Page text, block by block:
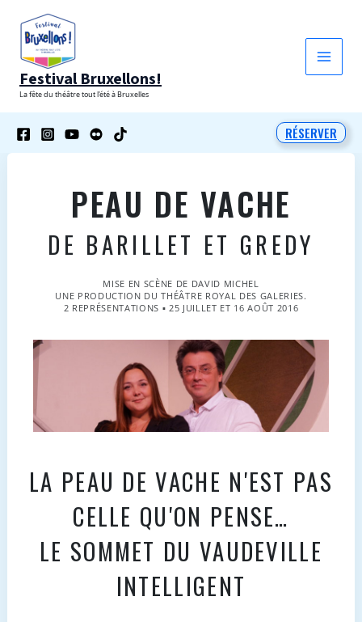
contenu
Festival Bruxellons!
La fête du théâtre tout l'été à Bruxelles
RÉSERVER
PEAU DE VACHE
DE BARILLET ET GREDY
MISE EN SCÈNE DE DAVID MICHEL
UNE PRODUCTION DU THÉÂTRE ROYAL DES GALERIES.
2 REPRÉSENTATIONS ▪ 25 JUILLET ET 16 AOÛT 2016
LA PEAU DE VACHE N'EST PAS
CELLE QU'ON PENSE…
LE SOMMET DU VAUDEVILLE
INTELLIGENT